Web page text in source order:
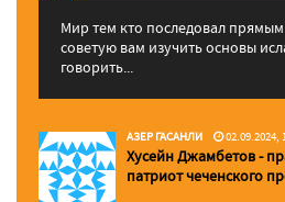
Мир тем кто последовал прямым
советую вам изучить основы
говорить...
АЗЕР ГАСАНЛИ 02.09.2024,
Хусейн Джамбетов -
патриот чеченского